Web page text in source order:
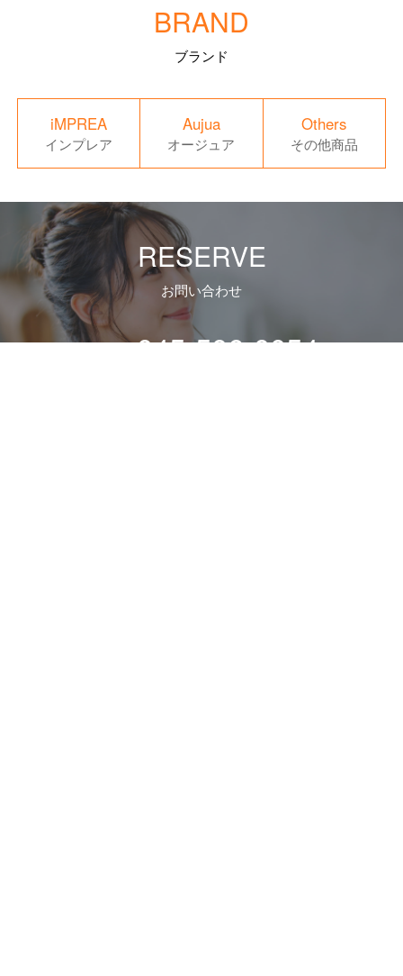
BRAND
ブランド
iMPREA
インプレア
Aujua
オージュア
Others
その他商品
RESERVE
お問い合わせ
TEL.045-506-0054